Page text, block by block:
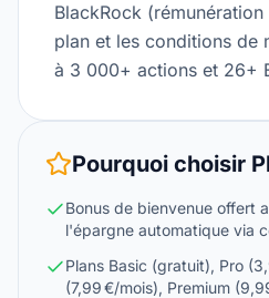
BlackRock
plan et les conditions de
à 3 000+ actions et 26+
Pourquoi choisir
Bonus de bienvenue offert
l'épargne automatique via
Plans Basic (gratuit), Pro
(7,99 €/mois), Premium